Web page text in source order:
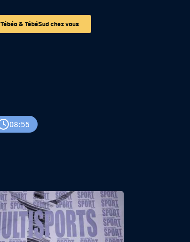
Tébéo & TébéSud chez vous
08:55